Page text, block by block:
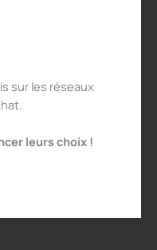
sur les réseaux
leurs choix !